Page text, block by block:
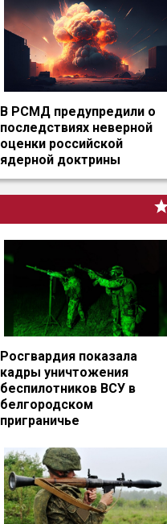
В РСМД предупредили о
последствиях неверной
оценки российской
ядерной доктрины
Росгвардия показала
кадры уничтожения
беспилотников ВСУ в
белгородском
приграничье